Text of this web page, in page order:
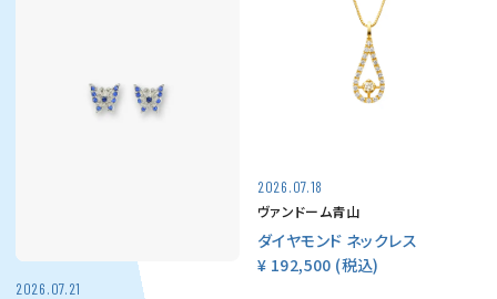
2026.07.21
2026.07.18
ヴァンドーム青山
ダイヤモンド ネックレス
¥ 192,500 (税込)